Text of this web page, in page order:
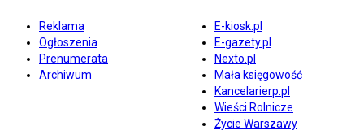
Reklama
Ogłoszenia
Prenumerata
Archiwum
E-kiosk.pl
E-gazety.pl
Nexto.pl
Mała księgowość
Kancelarierp.pl
Wieści Rolnicze
Życie Warszawy